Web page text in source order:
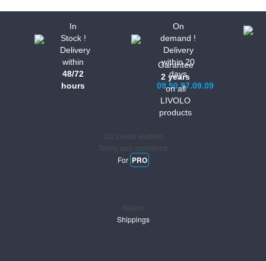
In
Stock !
Delivery
within
48/72
hours
On
demand !
Delivery
within 20
days
09.50.97.09.09
Garantee
2 years
on all
LIVOLO
products
Chi Livolo elettrico
Terms and conditions
For PRO
Return
Shippings